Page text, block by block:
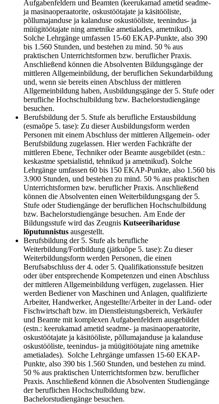
Aufgabenfeldern und Beamten (keerukamad ametid seadme-
ja masinaoperaatorite, oskustöötajate ja käsitööliste,
põllumajanduse ja kalanduse oskustööliste, teenindus- ja
müügitöötajate ning ametnike ametialades, ametnikud).
Solche Lehrgänge umfassen 15-60 EKAP-Punkte, also 390
bis 1.560 Stunden, und bestehen zu mind. 50 % aus
praktischen Unterrichtsformen bzw. beruflicher Praxis.
Anschließend können die Absolventen Bildungsgänge der
mittleren Allgemeinbildung, der beruflichen Sekundarbildung
und, wenn sie bereits einen Abschluss der mittleren
Allgemeinbildung haben, Ausbildungsgänge der 5. Stufe oder
berufliche Hochschulbildung bzw. Bachelorstudiengänge
besuchen.
Berufsbildung der 5. Stufe als berufliche Erstausbildung
(esmaõpe 5. tase): Zu dieser Ausbildungsform werden
Personen mit einem Abschluss der mittleren Allgemein- oder
Berufsbildung zugelassen. Hier werden Fachkräfte der
mittleren Ebene, Techniker oder Beamte ausgebildet (estn.:
keskastme spetsialistid, tehnikud ja ametnikud). Solche
Lehrgänge umfassen 60 bis 150 EKAP-Punkte, also 1.560 bis
3.900 Stunden, und bestehen zu mind. 50 % aus praktischen
Unterrichtsformen bzw. beruflicher Praxis. Anschließend
können die Absolventen einen Weiterbildungsgang der 5.
Stufe oder Studiengänge der beruflichen Hochschulbildung
bzw. Bachelorstudiengänge besuchen. Am Ende der
Bildungsstufe wird das Zeugnis Kutseerihariduse
lõputunnistus ausgestellt.
Berufsbildung der 5. Stufe als berufliche
Weiterbildung/Fortbildung (jätkuõpe 5. tase): Zu dieser
Weiterbildungsform werden Personen, die einen
Berufsabschluss der 4. oder 5. Qualifikationsstufe besitzen
oder über entsprechende Kompetenzen und einen Abschluss
der mittleren Allgemeinbildung verfügen, zugelassen. Hier
werden Bediener von Maschinen und Anlagen, qualifizierte
Arbeiter, Handwerker, Angestellte/Arbeiter in der Land- oder
Fischwirtschaft bzw. im Dienstleistungsbereich, Verkäufer
und Beamte mit komplexen Aufgabenfeldern ausgebildet
(estn.: keerukamad ametid seadme- ja masinaoperaatorite,
oskustöötajate ja käsitööliste, põllumajanduse ja kalanduse
oskustööliste, teenindus- ja müügitöötajate ning ametnike
ametialades). Solche Lehrgänge umfassen 15-60 EKAP-
Punkte, also 390 bis 1.560 Stunden, und bestehen zu mind.
50 % aus praktischen Unterrichtsformen bzw. beruflicher
Praxis. Anschließend können die Absolventen Studiengänge
der beruflichen Hochschulbildung bzw.
Bachelorstudiengänge besuchen.